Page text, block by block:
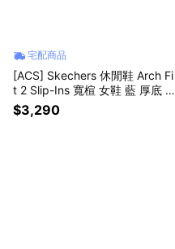
宅配商品
[ACS] Skechers 休閒鞋 Arch Fi
t 2 Slip-Ins 寬楦 女鞋 藍 厚底 緩
衝 150338WNVY
$3,290